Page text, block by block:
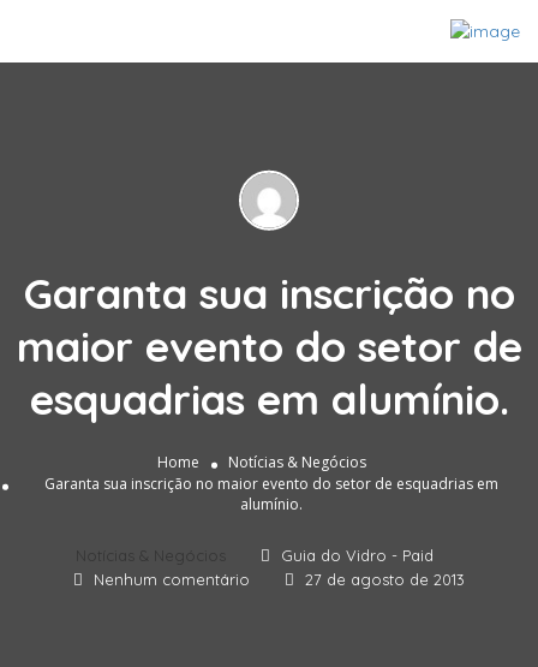
Garanta sua inscrição no
maior evento do setor de
esquadrias em alumínio.
Home
Notícias & Negócios
Garanta sua inscrição no maior evento do setor de esquadrias em
alumínio.
Notícias & Negócios
Guia do Vidro - Paid
Nenhum comentário
27 de agosto de 2013